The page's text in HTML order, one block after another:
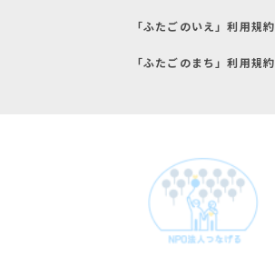
「ふたごのいえ」利用規約
「ふたごのまち」利用規約